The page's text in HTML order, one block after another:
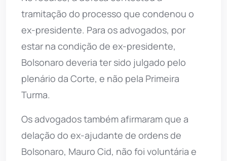
tramitação do processo que condenou o
ex-presidente. Para os advogados, por
estar na condição de ex-presidente,
Bolsonaro deveria ter sido julgado pelo
plenário da Corte, e não pela Primeira
Turma.
Os advogados também afirmaram que a
delação do ex-ajudante de ordens de
Bolsonaro, Mauro Cid, não foi voluntária e